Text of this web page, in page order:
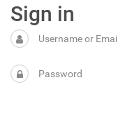
Sign in
Username or Email
Password